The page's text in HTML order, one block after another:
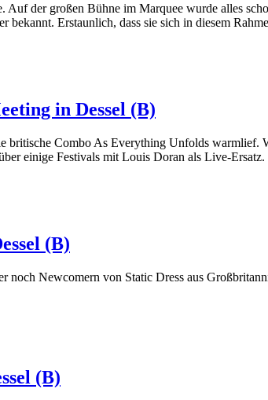
der großen Bühne im Marquee wurde alles
Erstaunlich, dass sie sich in diesem
in Dessel (B)
Combo As Everything Unfolds warmlief.
einige Festivals mit Louis Doran als Live-Ersatz.
(B)
Newcomern von Static Dress aus
(B)